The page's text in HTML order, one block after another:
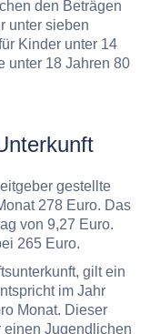
den Beträgen
unter sieben
Kinder unter 14
unter 18 Jahren 80
gestellte
278 Euro. Das
von 9,27 Euro.
265 Euro.
gilt ein
im Jahr
Monat. Dieser
einen Jugendlichen